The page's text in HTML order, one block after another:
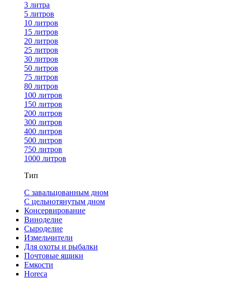
3 литра
5 литров
10 литров
15 литров
20 литров
25 литров
30 литров
50 литров
75 литров
80 литров
100 литров
150 литров
200 литров
300 литров
400 литров
500 литров
750 литров
1000 литров
Тип
С завальцованным дном
С цельнотянутым дном
Консервирование
Виноделие
Сыроделие
Измельчители
Для охоты и рыбалки
Почтовые ящики
Емкости
Horeca